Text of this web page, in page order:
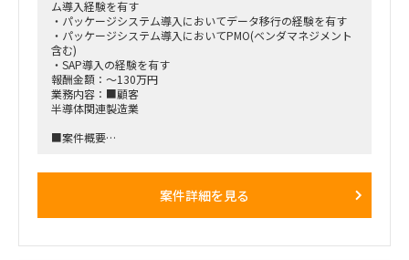
補足：10月〜トレーニング実施
（受講者数はキーマントレーニング約300名とエンドユーザト
レーニング約1,000名程度で、トレーニング資料は約200個程
度有り）
■作業内容
元請PM、PLと既に参画済サブコンと一緒にタスクの実行を行
います。
がら実施頂くが、1-2か月後にはご自身で顧客をリードして頂
名〜300名程度）サポートをして頂く必要有り。その際に元請
ム導入経験を有す
・パッケージシステム導入においてデータ移行の経験を有す
・パッケージシステム導入においてPMO(ベンダマネジメント
含む)
・SAP導入の経験を有す
報酬金額：～130万円
業務内容：■顧客
半導体関連製造業
■案件概要
工場への導入は2022年5月の先行1工場リリースと、2023年1
案件詳細を見る